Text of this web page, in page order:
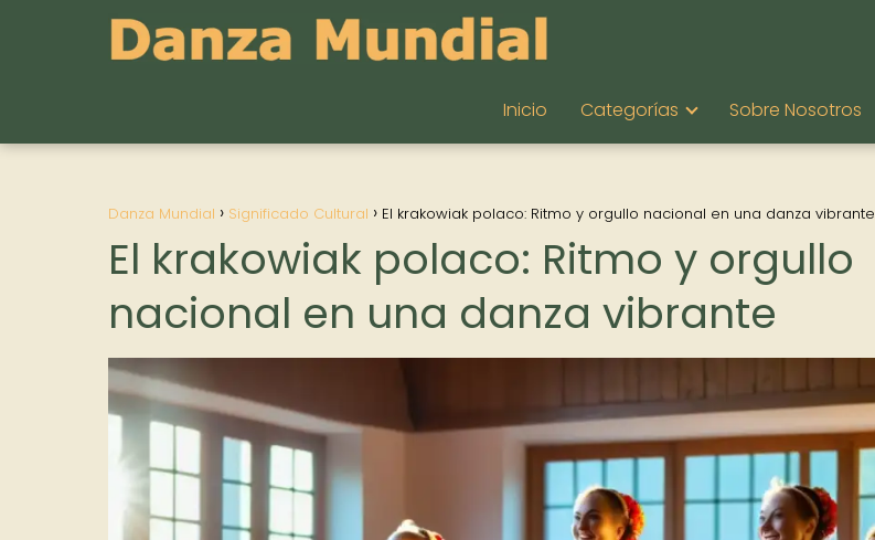
Inicio Categorías Sobre Nosotros
Danza Mundial Significado Cultural El krakowiak polaco: Ritmo y orgullo nacional en una danza vibrante
El krakowiak polaco: Ritmo y orgullo
nacional en una danza vibrante